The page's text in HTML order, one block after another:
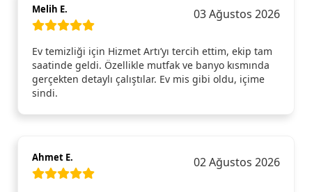
Melih E. 03 Ağustos 2026
Ev temizliği için Hizmet Artı’yı tercih ettim, ekip tam
saatinde geldi. Özellikle mutfak ve banyo kısmında
gerçekten detaylı çalıştılar. Ev mis gibi oldu, içime
sindi.
Ahmet E. 02 Ağustos 2026